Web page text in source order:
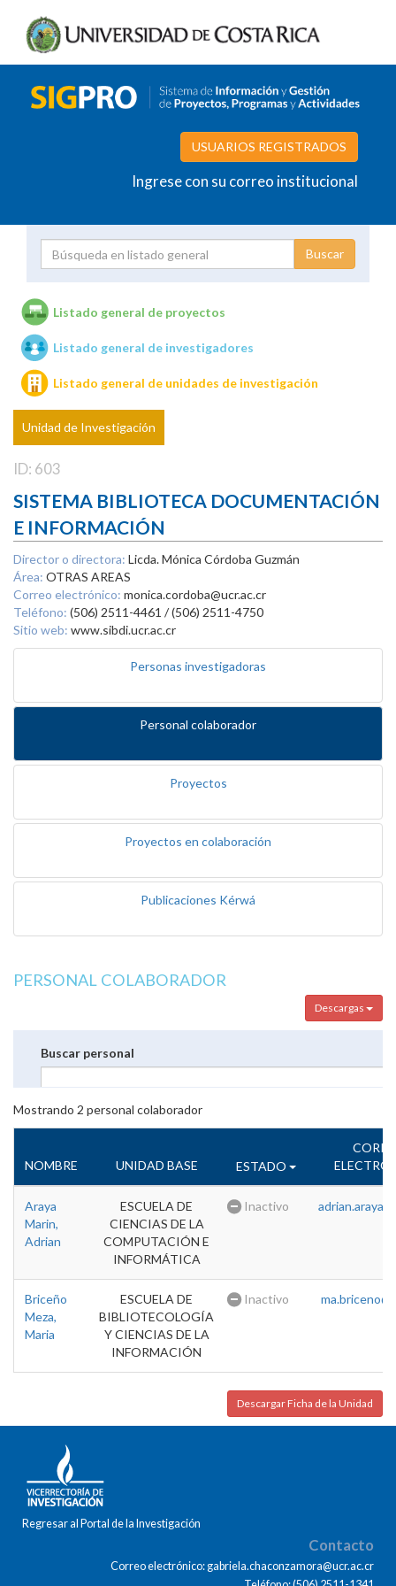
USUARIOS REGISTRADOS
Ingrese con su correo institucional
Unidades de investigación
Listado general de proyectos
Listado general de investigadores
Listado general de unidades de investigación
Unidad de Investigación
ID: 603
SISTEMA BIBLIOTECA DOCUMENTACIÓN
E INFORMACIÓN
Director o directora: Licda. Mónica Córdoba Guzmán
Área: OTRAS AREAS
Correo electrónico: monica.cordoba@ucr.ac.cr
Teléfono: (506) 2511-4461 / (506) 2511-4750
Sitio web: www.sibdi.ucr.ac.cr
Personas investigadoras
Personal colaborador
Proyectos
Proyectos en colaboración
Publicaciones Kérwá
PERSONAL COLABORADOR
Descargas
Buscar personal
Mostrando 2 personal colaborador
NOMBRE UNIDAD BASE ESTADO
Araya
Marin,
Adrian
ESCUELA DE
CIENCIAS DE LA
COMPUTACIÓN E
INFORMÁTICA
Inactivo
Briceño
Meza,
Maria
ESCUELA DE
BIBLIOTECOLOGÍA
Y CIENCIAS DE LA
INFORMACIÓN
Inactivo
Descargar Ficha de la Unidad
Regresar al Portal de la Investigación
Contacto
Correo electrónico: gabriela.chaconzamora@ucr.ac.cr